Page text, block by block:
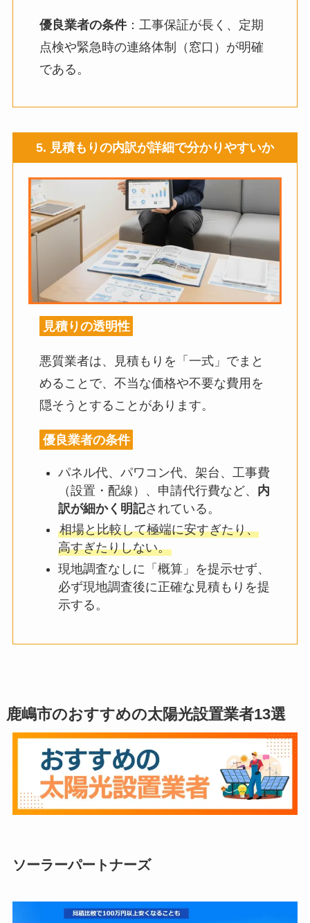
優良業者の条件 ：工事保証が長く、定期
点検や緊急時の連絡体制（窓口）が明確
である。
5. 見積もりの内訳が詳細で分かりやすいか
見積りの透明性
悪質業者は、見積もりを「一式」でまと
めることで、不当な価格や不要な費用を
隠そうとすることがあります。
優良業者の条件
パネル代、パワコン代、架台、工事費
（設置・配線）、申請代行費など、 内
訳が細かく明記されている。
相場と比較して極端に安すぎたり、
高すぎたりしない。
現地調査なしに「概算」を提示せず、
必ず現地調査後に正確な見積もりを提
示する。
鹿嶋市のおすすめの太陽光設置業者13選
ソーラーパートナーズ